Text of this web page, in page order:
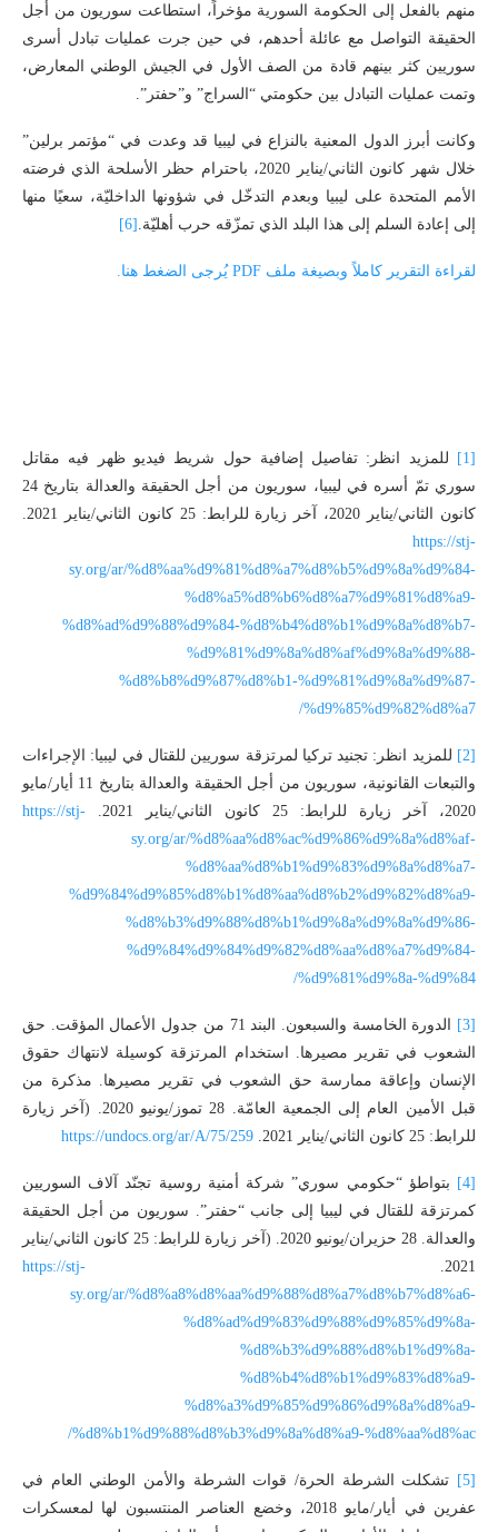
منهم بالفعل إلى الحكومة السورية مؤخراً، استطاعت سوريون من أجل
الحقيقة التواصل مع عائلة أحدهم، في حين جرت عمليات تبادل أسرى
سوريين كثر بينهم قادة من الصف الأول في الجيش الوطني المعارض،
وتمت عمليات التبادل بين حكومتي “السراج” و”حفتر”.
وكانت أبرز الدول المعنية بالنزاع في ليبيا قد وعدت في “مؤتمر برلين”
خلال شهر كانون الثاني/يناير 2020، باحترام حظر الأسلحة الذي فرضته
الأمم المتحدة على ليبيا وبعدم التدخّل في شؤونها الداخليّة، سعيًا منها
إلى إعادة السلم إلى هذا البلد الذي تمزّقه حرب أهليّة. [6]
لقراءة التقرير كاملاً وبصيغة ملف PDF يُرجى الضغط هنا.
[1]
للمزيد انظر: تفاصيل إضافية حول شريط فيديو ظهر فيه مقاتل
سوري تمّ أسره في ليبيا، سوريون من أجل الحقيقة والعدالة بتاريخ 24
كانون الثاني/يناير 2020، آخر زيارة للرابط: 25 كانون الثاني/يناير 2021.
https://stj-
sy.org/ar/%d8%aa%d9%81%d8%a7%d8%b5%d9%8a%d9%84-
%d8%a5%d8%b6%d8%a7%d9%81%d8%a9-
%d8%ad%d9%88%d9%84-%d8%b4%d8%b1%d9%8a%d8%b7-
%d9%81%d9%8a%d8%af%d9%8a%d9%88-
%d8%b8%d9%87%d8%b1-%d9%81%d9%8a%d9%87-
%d9%85%d9%82%d8%a7/
[2]
للمزيد انظر: تجنيد تركيا لمرتزقة سوريين للقتال في ليبيا: الإجراءات
والتبعات القانونية، سوريون من أجل الحقيقة والعدالة بتاريخ 11 أيار/مايو
2020، آخر زيارة للرابط: 25 كانون الثاني/يناير 2021.
https://stj-
sy.org/ar/%d8%aa%d8%ac%d9%86%d9%8a%d8%af-
%d8%aa%d8%b1%d9%83%d9%8a%d8%a7-
%d9%84%d9%85%d8%b1%d8%aa%d8%b2%d9%82%d8%a9-
%d8%b3%d9%88%d8%b1%d9%8a%d9%8a%d9%86-
%d9%84%d9%84%d9%82%d8%aa%d8%a7%d9%84-
%d9%81%d9%8a-%d9%84/
[3]
الدورة الخامسة والسبعون. البند 71 من جدول الأعمال المؤقت. حق
الشعوب في تقرير مصيرها. استخدام المرتزقة كوسيلة لانتهاك حقوق
الإنسان وإعاقة ممارسة حق الشعوب في تقرير مصيرها. مذكرة من
قبل الأمين العام إلى الجمعية العامّة. 28 تموز/يونيو 2020. (آخر زيارة
للرابط: 25 كانون الثاني/يناير 2021.
https://undocs.org/ar/A/75/259
[4]
بتواطؤ “حكومي سوري” شركة أمنية روسية تجنّد آلاف السوريين
كمرتزقة للقتال في ليبيا إلى جانب “حفتر”. سوريون من أجل الحقيقة
والعدالة. 28 حزيران/يونيو 2020. (آخر زيارة للرابط: 25 كانون الثاني/يناير
2021.
https://stj-
sy.org/ar/%d8%a8%d8%aa%d9%88%d8%a7%d8%b7%d8%a6-
%d8%ad%d9%83%d9%88%d9%85%d9%8a-
%d8%b3%d9%88%d8%b1%d9%8a-
%d8%b4%d8%b1%d9%83%d8%a9-
%d8%a3%d9%85%d9%86%d9%8a%d8%a9-
%d8%b1%d9%88%d8%b3%d9%8a%d8%a9-%d8%aa%d8%ac/
[5]
تشكلت الشرطة الحرة/ قوات الشرطة والأمن الوطني العام في
عفرين في أيار/مايو 2018، وخضع العناصر المنتسبون لها لمعسكرات